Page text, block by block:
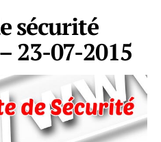
sécurité
23-07-2015